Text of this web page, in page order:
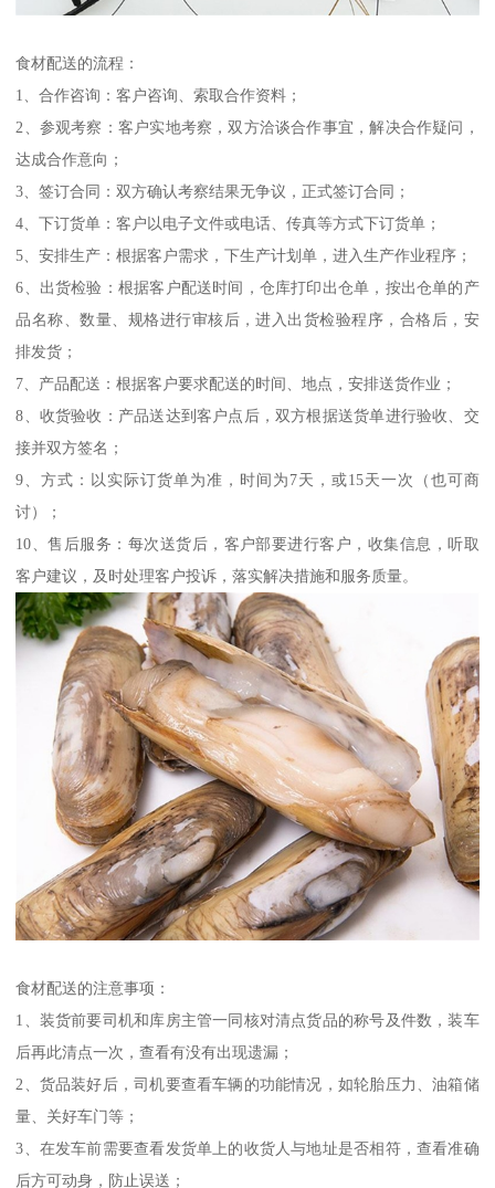
食材配送的流程：
1、合作咨询：客户咨询、索取合作资料；
2、参观考察：客户实地考察，双方洽谈合作事宜，解决合作疑问，
达成合作意向；
3、签订合同：双方确认考察结果无争议，正式签订合同；
4、下订货单：客户以电子文件或电话、传真等方式下订货单；
5、安排生产：根据客户需求，下生产计划单，进入生产作业程序；
6、出货检验：根据客户配送时间，仓库打印出仓单，按出仓单的产
品名称、数量、规格进行审核后，进入出货检验程序，合格后，安
排发货；
7、产品配送：根据客户要求配送的时间、地点，安排送货作业；
8、收货验收：产品送达到客户点后，双方根据送货单进行验收、交
接并双方签名；
9、方式：以实际订货单为准，时间为7天，或15天一次（也可商
讨）；
10、售后服务：每次送货后，客户部要进行客户，收集信息，听取
客户建议，及时处理客户投诉，落实解决措施和服务质量。
食材配送的注意事项：
1、装货前要司机和库房主管一同核对清点货品的称号及件数，装车
后再此清点一次，查看有没有出现遗漏；
2、货品装好后，司机要查看车辆的功能情况，如轮胎压力、油箱储
量、关好车门等；
3、在发车前需要查看发货单上的收货人与地址是否相符，查看准确
后方可动身，防止误送；